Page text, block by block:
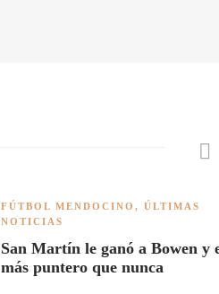
FÚTBOL MENDOCINO , ÚLTIMAS
NOTICIAS
San Martín le ganó a Bowen y
más puntero que nunca